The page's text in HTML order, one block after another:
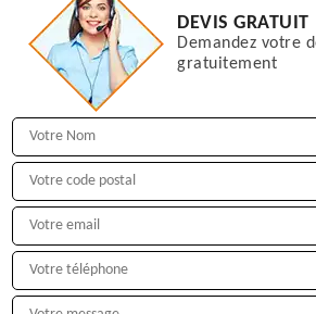
DEVIS GRATUIT
Demandez votre
gratuitement